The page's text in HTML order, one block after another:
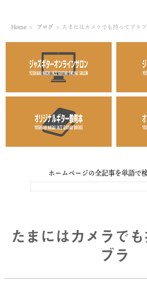
Home > ブログ > たまにはカメラでも持ってブラブ
ホームページの全記事を単語で
たまにはカメラで
ブラ